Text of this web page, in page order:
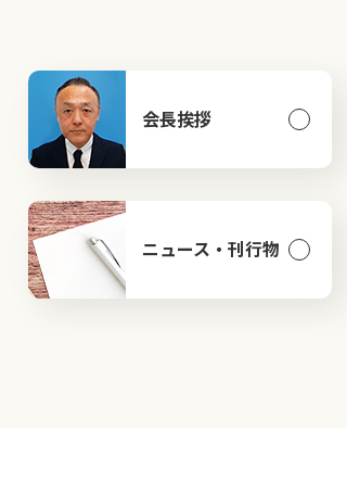
会長挨拶
ニュース・刊行物